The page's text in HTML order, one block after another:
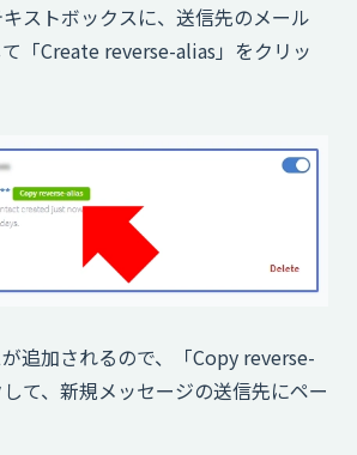
キストボックスに、送信先のメール
「Create reverse-alias」をクリッ
追加されるので、「Copy reverse-
て、新規メッセージの送信先にペー